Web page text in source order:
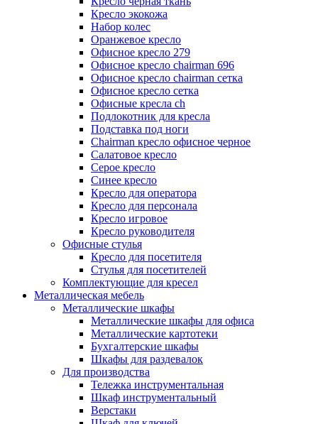
Кресло экокожа
Набор колес
Оранжевое кресло
Офисное кресло 279
Офисное кресло chairman 696
Офисное кресло chairman сетка
Офисное кресло сетка
Офисные кресла ch
Подлокотник для кресла
Подставка под ноги
Сhairman кресло офисное черное
Салатовое кресло
Серое кресло
Синее кресло
Кресло для оператора
Кресло для персонала
Кресло игровое
Кресло руководителя
Офисные стулья
Кресло для посетителя
Стулья для посетителей
Комплектующие для кресел
Металлическая мебель
Металлические шкафы
Металлические шкафы для офиса
Металлические картотеки
Бухгалтерские шкафы
Шкафы для раздевалок
Для производства
Тележка инструментальная
Шкаф инструментальный
Верстаки